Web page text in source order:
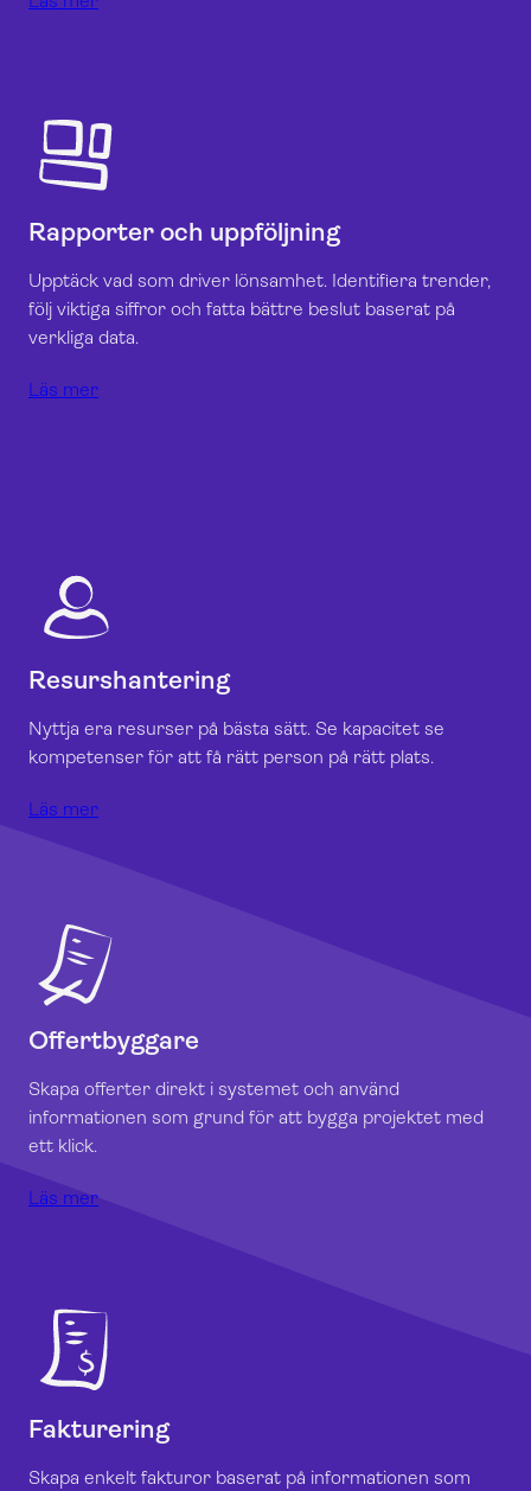
Rapporter och uppföljning
Upptäck vad som driver lönsamhet. Identifiera trender,
följ viktiga siffror och fatta bättre beslut baserat på
verkliga data.
Läs mer
Resurshantering
Nyttja era resurser på bästa sätt. Se kapacitet se
kompetenser för att få rätt person på rätt plats.
Läs mer
Offertbyggare
Skapa offerter direkt i systemet och använd
informationen som grund för att bygga projektet med
ett klick.
Läs mer
Fakturering
Skapa enkelt fakturor baserat på informationen som